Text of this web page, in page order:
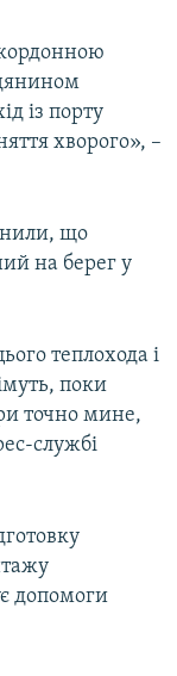
із порту
хворого», –
що
на берег у
теплохода і
поки
точно мине,
службі
допомоги